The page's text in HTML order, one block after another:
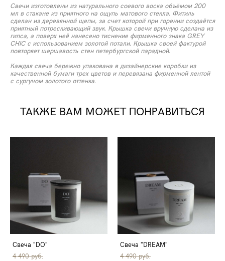
Свечи изготовлены из натурального соевого воска объёмом 200
мл в стакане из приятного на ощупь матового стекла. Фитиль
сделан из деревянной щепы, за счет которой при горении создаётся
приятный потрескивающий звук. Крышка свечи вручную сделана из
гипса, а поверх неё нанесено тиснение фирменного знака GREY
CHIC c использованием золотой потали. Крышка своей фактурой
повторяет шершавость стен петербургской парадной.
Каждая свеча бережно упакована в дизайнерские коробки из
качественной бумаги трех цветов и перевязана фирменной лентой
с сургучом золотого оттенка.
ТАКЖЕ ВАМ МОЖЕТ ПОНРАВИТЬСЯ
Свеча "DO"
4 490 pуб.
Свеча "DREAM"
4 490 pуб.